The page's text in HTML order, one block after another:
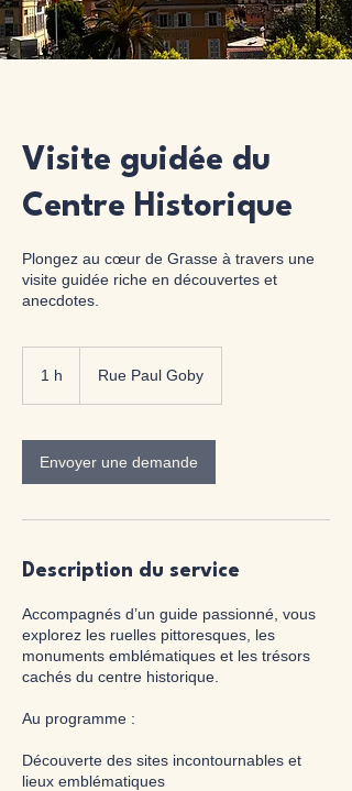
Visite guidée du
Centre Historique
Plongez au cœur de Grasse à travers une
visite guidée riche en découvertes et
anecdotes.
1 h Rue Paul Goby
Envoyer une demande
Description du service
Accompagnés d’un guide passionné, vous
explorez les ruelles pittoresques, les
monuments emblématiques et les trésors
cachés du centre historique.
Au programme :
Découverte des sites incontournables et
lieux emblématiques